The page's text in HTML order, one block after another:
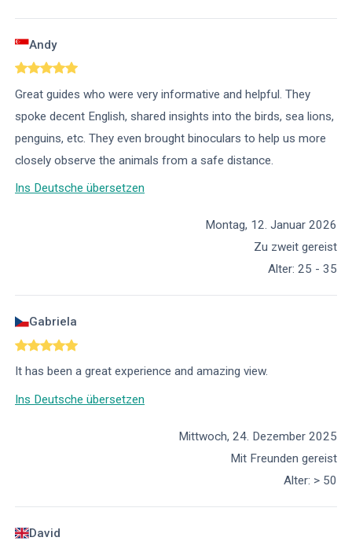
Andy
Great guides who were very informative and helpful. They
spoke decent English, shared insights into the birds, sea lions,
penguins, etc. They even brought binoculars to help us more
closely observe the animals from a safe distance.
Ins Deutsche übersetzen
Montag, 12. Januar 2026
Zu zweit gereist
Alter: 25 - 35
Gabriela
It has been a great experience and amazing view.
Ins Deutsche übersetzen
Mittwoch, 24. Dezember 2025
Mit Freunden gereist
Alter: > 50
David